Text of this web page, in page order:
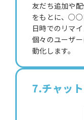
友だち追加や
をもとに、○○
日時でのリマ
個々のユーザ
動化します。
7.チャッ